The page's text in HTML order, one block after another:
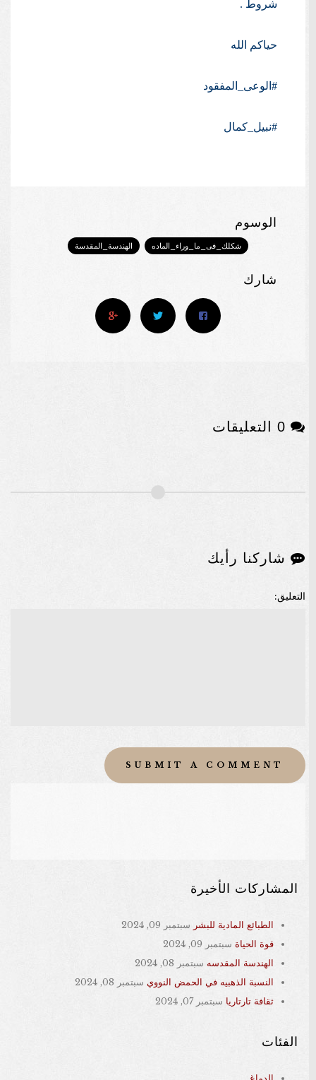
شروط .
حياكم الله
#الوعى_المفقود
#نبيل_كمال
الوسوم
شكلك_فى_ما_وراء_الماده الهندسة_المقدسة
شارك
0 التعليقات
شاركنا رأيك
التعليق:
المشاركات الأخيرة
الطبائع المادية للبشر سبتمبر 09, 2024
قوة الحياة سبتمبر 09, 2024
الهندسة المقدسه سبتمبر 08, 2024
النسبة الذهبيه في الحمض النووي سبتمبر 08, 2024
ثقافة تارتاريا سبتمبر 07, 2024
الفئات